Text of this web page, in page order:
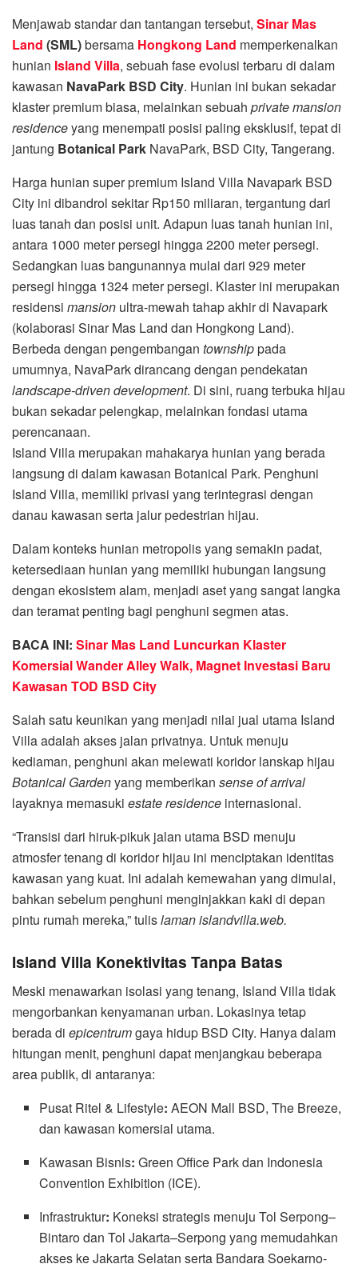
Menjawab standar dan tantangan tersebut, Sinar Mas
Land (SML)bersama Hongkong Land memperkenalkan
hunian Island Villa, sebuah fase evolusi terbaru di dalam
kawasan NavaPark BSD City. Hunian ini bukan sekadar
klaster premium biasa, melainkan sebuah private mansion
residenceyang menempati posisi paling eksklusif, tepat di
jantung Botanical Park NavaPark, BSD City, Tangerang.
Harga hunian super premium Island Villa Navapark BSD
City ini dibandrol sekitar Rp150 miliaran, tergantung dari
luas tanah dan posisi unit. Adapun luas tanah hunian ini,
antara 1000 meter persegi hingga 2200 meter persegi.
Sedangkan luas bangunannya mulai dari 929 meter
persegi hingga 1324 meter persegi. Klaster ini merupakan
residensi mansion ultra-mewah tahap akhir di Navapark
(kolaborasi Sinar Mas Land dan Hongkong Land).
Berbeda dengan pengembangan townshippada
umumnya, NavaPark dirancang dengan pendekatan
landscape-driven development. Di sini, ruang terbuka hijau
bukan sekadar pelengkap, melainkan fondasi utama
perencanaan.
Island Villa merupakan mahakarya hunian yang berada
langsung di dalam kawasan Botanical Park. Penghuni
Island Villa, memiliki privasi yang terintegrasi dengan
danau kawasan serta jalur pedestrian hijau.
Dalam konteks hunian metropolis yang semakin padat,
ketersediaan hunian yang memiliki hubungan langsung
dengan ekosistem alam, menjadi aset yang sangat langka
dan teramat penting bagi penghuni segmen atas.
BACA INI: Sinar Mas Land Luncurkan Klaster
Komersial Wander Alley Walk, Magnet Investasi Baru
Kawasan TOD BSD City
Salah satu keunikan yang menjadi nilai jual utama Island
Villa adalah akses jalan privatnya. Untuk menuju
kediaman, penghuni akan melewati koridor lanskap hijau
Botanical Gardenyang memberikan sense of arrival
layaknya memasuki estate residence internasional.
“Transisi dari hiruk-pikuk jalan utama BSD menuju
atmosfer tenang di koridor hijau ini menciptakan identitas
kawasan yang kuat. Ini adalah kemewahan yang dimulai,
bahkan sebelum penghuni menginjakkan kaki di depan
pintu rumah mereka,” tulislaman islandvilla.web.
Island Villa Konektivitas Tanpa Batas
Meski menawarkan isolasi yang tenang, Island Villa tidak
mengorbankan kenyamanan urban. Lokasinya tetap
berada di epicentrumgaya hidup BSD City. Hanya dalam
hitungan menit, penghuni dapat menjangkau beberapa
area publik, di antaranya:
Pusat Ritel & Lifestyle: AEON Mall BSD, The Breeze,
dan kawasan komersial utama.
Kawasan Bisnis: Green Office Park dan Indonesia
Convention Exhibition (ICE).
Infrastruktur: Koneksi strategis menuju Tol Serpong–
Bintaro dan Tol Jakarta–Serpong yang memudahkan
akses ke Jakarta Selatan serta Bandara Soekarno-